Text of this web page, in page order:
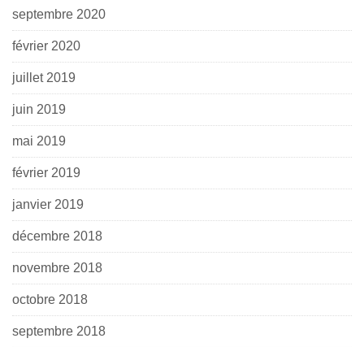
septembre 2020
février 2020
juillet 2019
juin 2019
mai 2019
février 2019
janvier 2019
décembre 2018
novembre 2018
octobre 2018
septembre 2018